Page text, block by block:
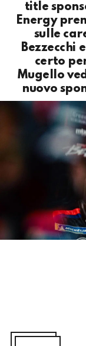
title
Energy
sulle
Bezzecchi
certo
Mugello
nuovo